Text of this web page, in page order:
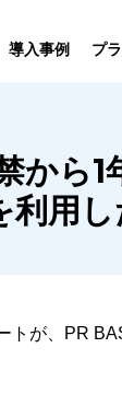
機能
導入事例
インタビュー
プ
から
用
トが、PR